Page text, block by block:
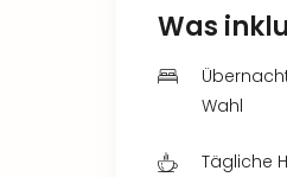
Was
Wahl
Tägliche